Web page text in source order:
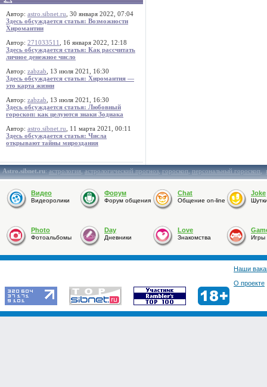
Автор: astro.sibnet.ru , 30 января 2022, 07:04
Здесь обсуждается статья: Возможности
Хиромантии
Автор: 271033511
, 16 января 2022, 12:18
Здесь обсуждается статья: Как рассчитать
личное денежное число
Автор: zabzab , 13 июля 2021, 16:30
Здесь обсуждается статья: Хиромантия —
это карта жизни
Автор: zabzab , 13 июля 2021, 16:30
Здесь обсуждается статья: Любовный
гороскоп: как целуются знаки Зодиака
Автор: astro.sibnet.ru , 11 марта 2021, 00:11
Здесь обсуждается статья: Числа
открывают тайны мироздания
Astro.sibnet.ru:астрология,астрологический прогноз,гороскоп,персональный гороскоп,
Видео
Видеоролики
Форум
Форум общения
Chat
Общение on-line
Joke
Photo
Фотоальбомы
Day
Дневники
Love
Знакомства Игры
Наши
О проекте